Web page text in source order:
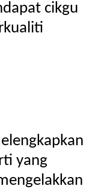
cikgu
yang